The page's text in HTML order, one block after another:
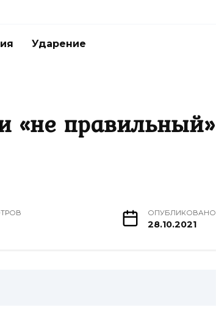
Ударение
«не правильный»
ОПУБЛИКОВАНО
28.10.2021